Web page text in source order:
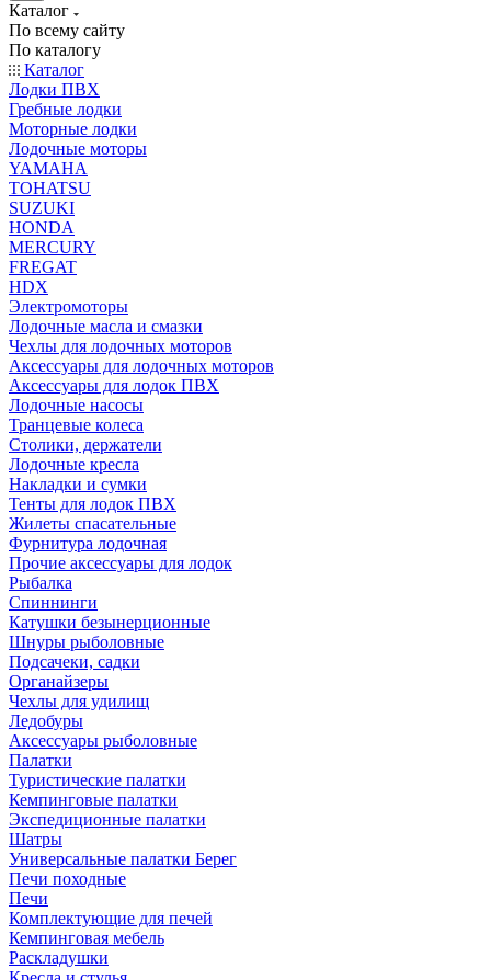
Каталог
По всему сайту
По каталогу
Каталог
Лодки ПВХ
Гребные лодки
Моторные лодки
Лодочные моторы
YAMAHA
TOHATSU
SUZUKI
HONDA
MERCURY
FREGAT
HDX
Электромоторы
Лодочные масла и смазки
Чехлы для лодочных моторов
Аксессуары для лодочных моторов
Аксессуары для лодок ПВХ
Лодочные насосы
Транцевые колеса
Столики, держатели
Лодочные кресла
Накладки и сумки
Тенты для лодок ПВХ
Жилеты спасательные
Фурнитура лодочная
Прочие аксессуары для лодок
Рыбалка
Спиннинги
Катушки безынерционные
Шнуры рыболовные
Подсачеки, садки
Органайзеры
Чехлы для удилищ
Ледобуры
Аксессуары рыболовные
Палатки
Туристические палатки
Кемпинговые палатки
Экспедиционные палатки
Шатры
Универсальные палатки Берег
Печи походные
Печи
Комплектующие для печей
Кемпинговая мебель
Раскладушки